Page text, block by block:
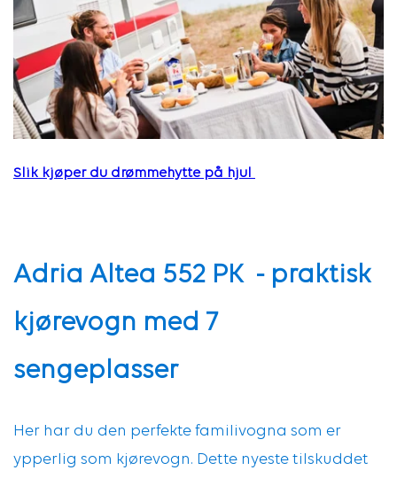
Slik kjøper du drømmehytte på hjul
Adria Altea 552 PK - praktisk
kjørevogn med 7
sengeplasser
Her har du den perfekte familivogna som er
ypperlig som kjørevogn. Dette nyeste tilskuddet